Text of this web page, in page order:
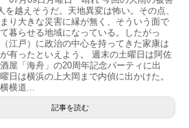
を越えそうだ。天地異変は怖い。その点、
り大きな災害に縁が無く、そういう面で
暮らせる地域になっている。したがっ
江戸）に政治の中心を持ってきた家康は
有ったといえよう。 週末の土曜日は阿佐
屋「海舟」の20周年記念パーティに出
日は横浜の上大岡まで内偵に出かけた。
横道...
記事を読む